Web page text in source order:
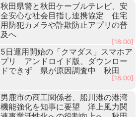
秋田県警と秋田ケーブルテレビ、安
全安心な社会目指し連携協定 住宅
用防犯カメラや詐欺防止アプリの普
及へ
[18:00]
5日運用開始の「クマダス」スマホア
プリ アンドロイド版、ダウンロー
ドできず 県が原因調査中 秋田
[18:00]
男鹿市の商工関係者、船川港の港湾
機能強化を知事に要望 洋上風力関